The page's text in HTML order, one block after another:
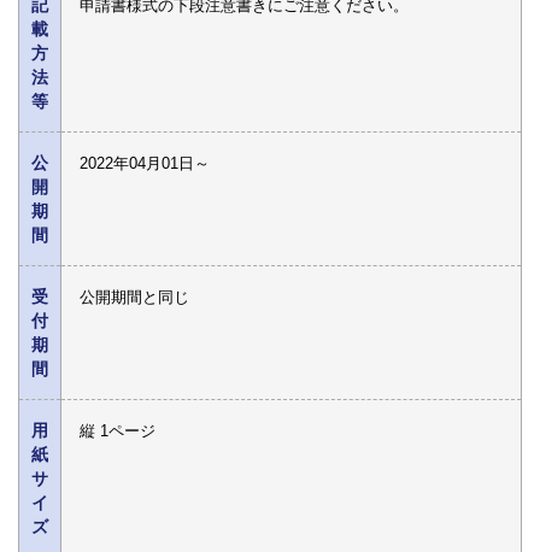
記
載
方
法
等
申請書様式の下段注意書きにご注意ください。
公
開
期
間
2022年04月01日～
受
付
期
間
公開期間と同じ
用
紙
サ
イ
ズ
縦 1ページ